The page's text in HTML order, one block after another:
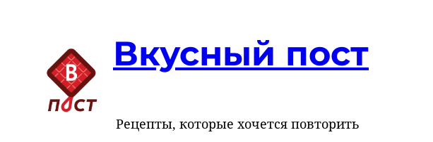
Вкусный пост
Рецепты, которые хочется повторить